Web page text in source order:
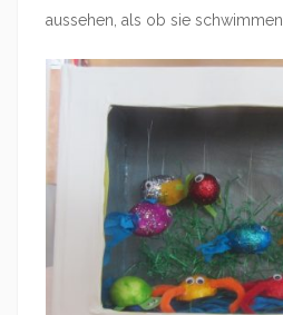
aussehen, als ob sie schwimmen.